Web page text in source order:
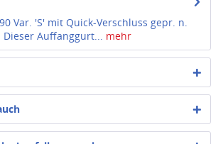
Var. 'S' mit Quick-Verschluss gepr. n.
Dieser Auffanggurt... mehr